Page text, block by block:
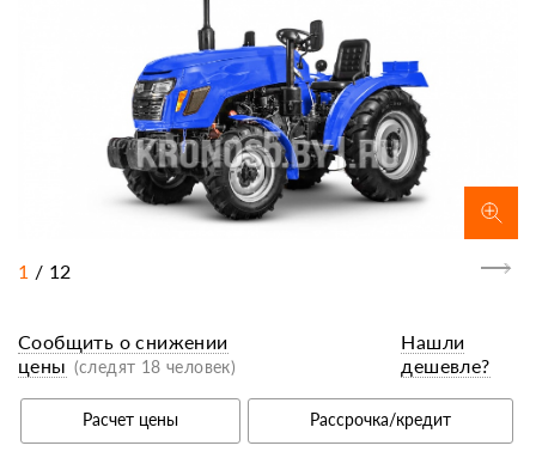
1 / 12
Расчет цены Рассрочка/кредит
Сообщить о снижении
цены (следят 18 человек)
Нашли
дешевле?